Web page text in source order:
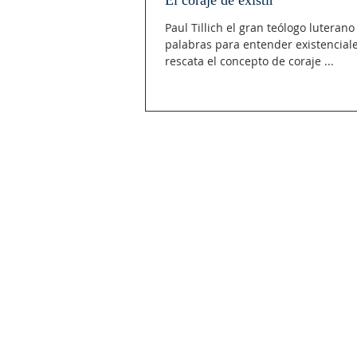
Paul Tillich el gran teólogo luterano
palabras para entender
rescata el concepto de coraje ...